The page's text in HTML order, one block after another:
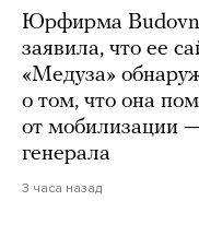
Юрфирма
заявила, что ее
«Медуза»
о том, что она
от мобилизации
генерала
3 часа назад